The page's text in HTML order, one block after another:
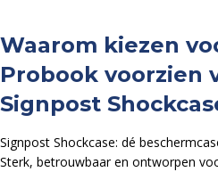
Waarom kiezen
Probook voorzien
Signpost
Signpost Shockcase: dé
Sterk, betrouwbaar en ontworpen